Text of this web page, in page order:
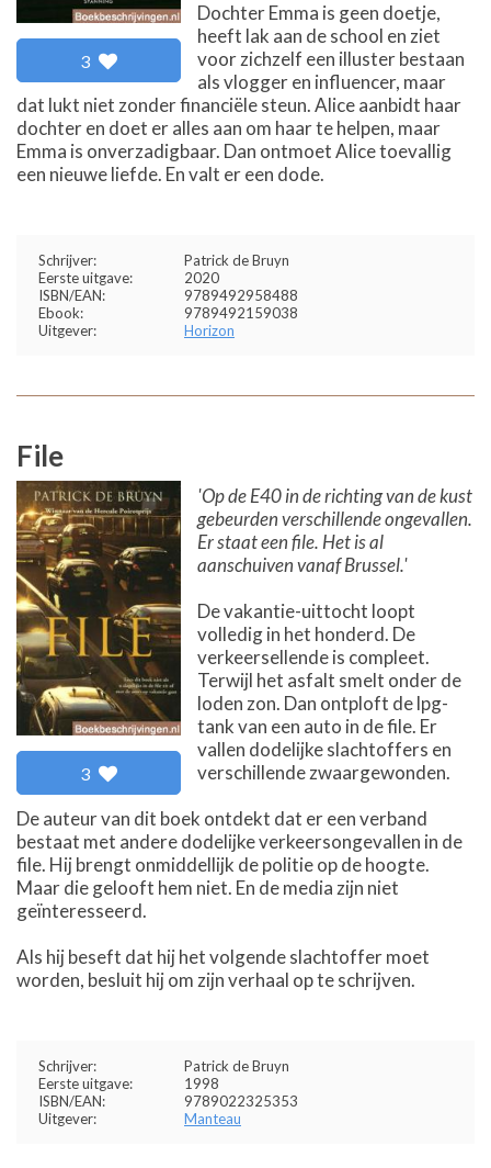
3
Dochter Emma is geen doetje,
heeft lak aan de school en ziet
voor zichzelf een illuster bestaan
als vlogger en influencer, maar
dat lukt niet zonder financiële steun. Alice aanbidt haar
dochter en doet er alles aan om haar te helpen, maar
Emma is onverzadigbaar. Dan ontmoet Alice toevallig
een nieuwe liefde. En valt er een dode.
Schrijver:
Patrick de Bruyn
Eerste uitgave:
2020
ISBN/EAN:
9789492958488
Ebook:
9789492159038
Uitgever:
Horizon
File
3
'Op de E40 in de richting van de kust
gebeurden verschillende ongevallen.
Er staat een file. Het is al
aanschuiven vanaf Brussel.'
De vakantie-uittocht loopt
volledig in het honderd. De
verkeersellende is compleet.
Terwijl het asfalt smelt onder de
loden zon. Dan ontploft de lpg-
tank van een auto in de file. Er
vallen dodelijke slachtoffers en
verschillende zwaargewonden.
De auteur van dit boek ontdekt dat er een verband
bestaat met andere dodelijke verkeersongevallen in de
file. Hij brengt onmiddellijk de politie op de hoogte.
Maar die gelooft hem niet. En de media zijn niet
geïnteresseerd.
Als hij beseft dat hij het volgende slachtoffer moet
worden, besluit hij om zijn verhaal op te schrijven.
Schrijver:
Patrick de Bruyn
Eerste uitgave:
1998
ISBN/EAN:
9789022325353
Uitgever:
Manteau